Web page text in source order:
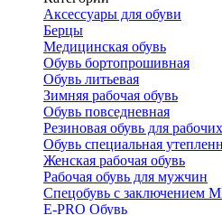
Аксессуары для обуви
Берцы
Медицинская обувь
Обувь бортопрошивная
Обувь литьевая
Зимняя рабочая обувь
Обувь повседневная
Резиновая обувь для рабочих
Обувь специальная
Женская рабочая обувь
Рабочая обувь для мужчин
Спецобувь с
E-PRO Обувь